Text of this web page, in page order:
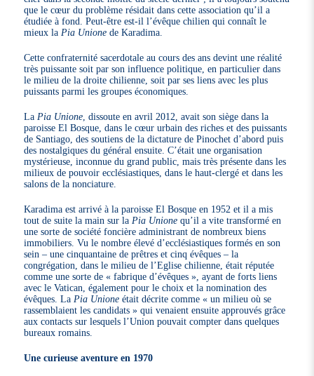
que le cœur du problème résidait dans cette association qu’il a
étudiée à fond. Peut-être est-il l’évêque chilien qui connaît le
mieux la Pia Unione de Karadima.
Cette confraternité sacerdotale au cours des ans devint une réalité
très puissante soit par son influence politique, en particulier dans
le milieu de la droite chilienne, soit par ses liens avec les plus
puissants parmi les groupes économiques.
La Pia Unione , dissoute en avril 2012, avait son siège dans la
paroisse El Bosque, dans le cœur urbain des riches et des puissants
de Santiago, des soutiens de la dictature de Pinochet d’abord puis
des nostalgiques du général ensuite. C’était une organisation
mystérieuse, inconnue du grand public, mais très présente dans les
milieux de pouvoir ecclésiastiques, dans le haut-clergé et dans les
salons de la nonciature.
Karadima est arrivé à la paroisse El Bosque en 1952 et il a mis
tout de suite la main sur la Pia Unione qu’il a vite transformé en
une sorte de société foncière administrant de nombreux biens
immobiliers. Vu le nombre élevé d’ecclésiastiques formés en son
sein – une cinquantaine de prêtres et cinq évêques – la
congrégation, dans le milieu de l’Eglise chilienne, était réputée
comme une sorte de « fabrique d’évêques », ayant de forts liens
avec le Vatican, également pour le choix et la nomination des
évêques. La Pia Unione était décrite comme « un milieu où se
rassemblaient les candidats » qui venaient ensuite approuvés grâce
aux contacts sur lesquels l’Union pouvait compter dans quelques
bureaux romains.
Une curieuse aventure en 1970